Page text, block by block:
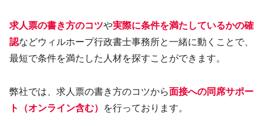
求人票の書き方のコツや実際に条件を満たしているかの確
認などウィルホープ行政書士事務所と一緒に動くことで、
最短で条件を満たした人材を探すことができます。
弊社では、求人票の書き方のコツから面接への同席サポー
ト（オンライン含む）
を行っております。